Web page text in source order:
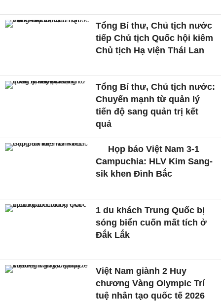
Tổng Bí thư, Chủ tịch nước
tiếp Chủ tịch Quốc hội kiêm
Chủ tịch Hạ viện Thái Lan
Tổng Bí thư, Chủ tịch nước:
Chuyển mạnh từ quản lý
tiến độ sang quản trị kết
quả
Họp báo Việt Nam 3-1
Campuchia: HLV Kim Sang-
sik khen Đình Bắc
1 du khách Trung Quốc bị
sóng biển cuốn mất tích ở
Đắk Lắk
Việt Nam giành 2 Huy
chương Vàng Olympic Trí
tuệ nhân tạo quốc tế 2026